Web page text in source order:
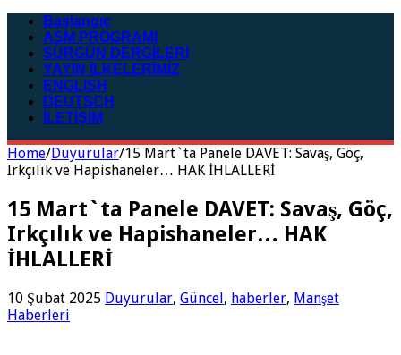
Başlangıç
ASM PROGRAMI
SÜRGÜN DERGİLERİ
YAYIN İLKELERİMİZ
ENGLISH
DEUTSCH
İLETİŞİM
Home/Duyurular/15 Mart`ta Panele DAVET: Savaş, Göç,
Irkçılık ve Hapishaneler… HAK İHLALLERİ
15 Mart`ta Panele DAVET: Savaş, Göç,
Irkçılık ve Hapishaneler… HAK
İHLALLERİ
10 Şubat 2025 Duyurular, Güncel, haberler, Manşet
Haberleri